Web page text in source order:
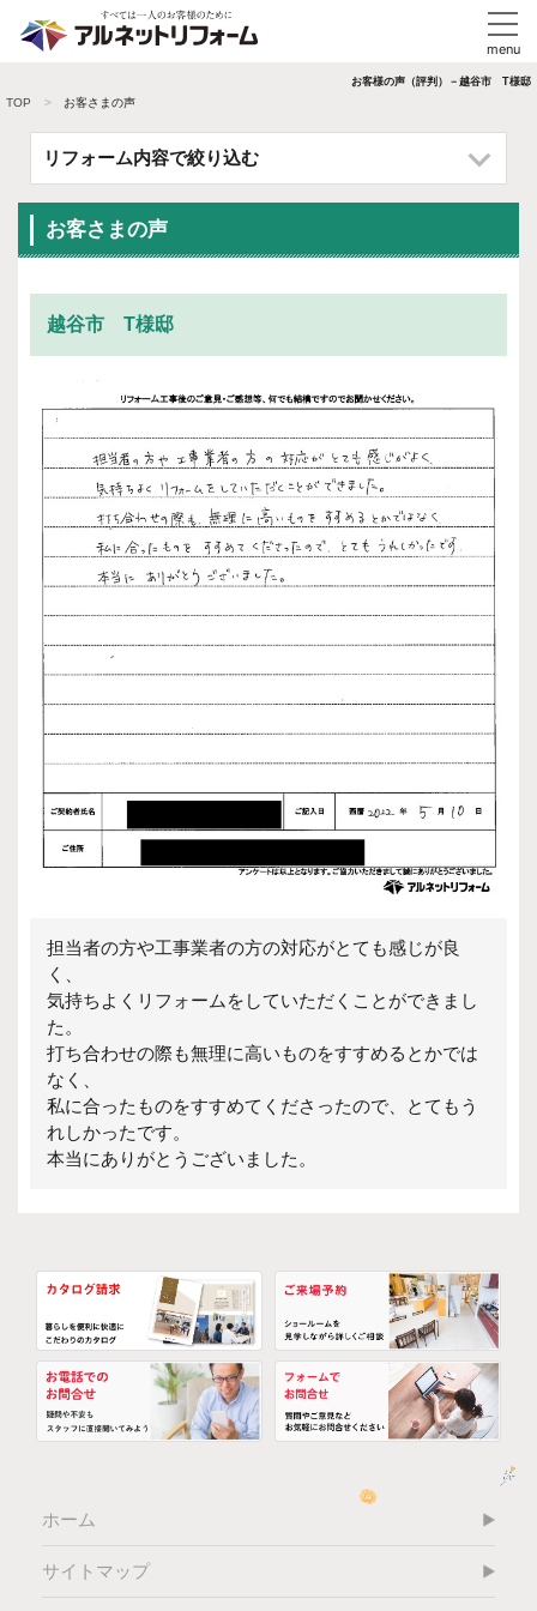
お客様の声（評判）－越谷市 T様邸
TOP お客さまの声
リフォーム内容で絞り込む
お客さまの声
越谷市 T様邸
担当者の方や工事業者の方の対応がとても感じが良
く、
気持ちよくリフォームをしていただくことができまし
た。
打ち合わせの際も無理に高いものをすすめるとかでは
なく、
私に合ったものをすすめてくださったので、とてもう
れしかったです。
本当にありがとうございました。
ホーム
サイトマップ